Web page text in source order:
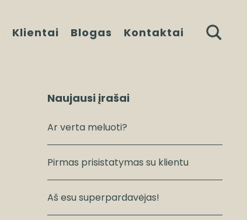
Klientai Blogas Kontaktai
Naujausi įrašai
Ar verta meluoti?
Pirmas prisistatymas su klientu
Aš esu superpardavėjas!